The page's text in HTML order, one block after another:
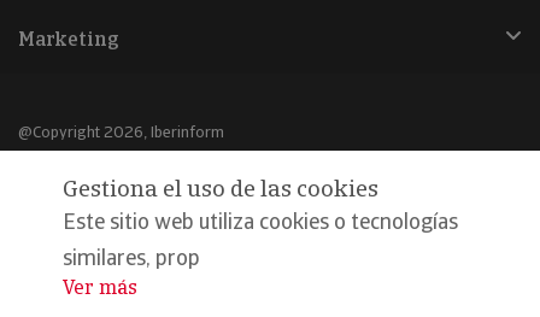
Marketing
@Copyright 2026, Iberinform
Aviso legal
Política de cookies
Declaración de privacidad
Gestiona el uso de las cookies
Este sitio web utiliza cookies o tecnologías
similares, prop
...
Ver más